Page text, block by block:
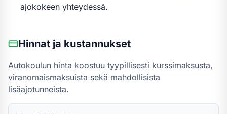
ajokokeen yhteydessä.
Hinnat ja kustannukset
Autokoulun hinta koostuu tyypillisesti kurssimaksusta,
viranomaismaksuista sekä mahdollisista
lisäajotunneista.